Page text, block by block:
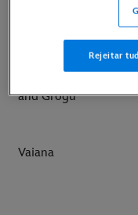
Hexe: O Reino Da
and Grogu
Vaiana
Rejeitar